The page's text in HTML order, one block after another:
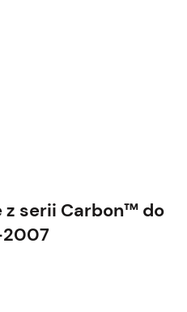
serii Carbon™ do